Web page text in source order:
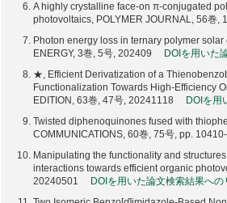
A highly crystalline face-on π-conjugated
photovoltaics, POLYMER JOURNAL, 56巻,
Photon energy loss in ternary polymer
ENERGY, 3巻, 5号, 202409
DOIを用いた
★, Efficient Derivatization of a
Functionalization Towards High-Efficiency
EDITION, 63巻, 47号, 20241118
DOIを用
Twisted diphenoquinones fused with
COMMUNICATIONS, 60巻, 75号, pp.
Manipulating the functionality and
interactions towards efficient organic
20240501
DOIを用いた論文検索結果への